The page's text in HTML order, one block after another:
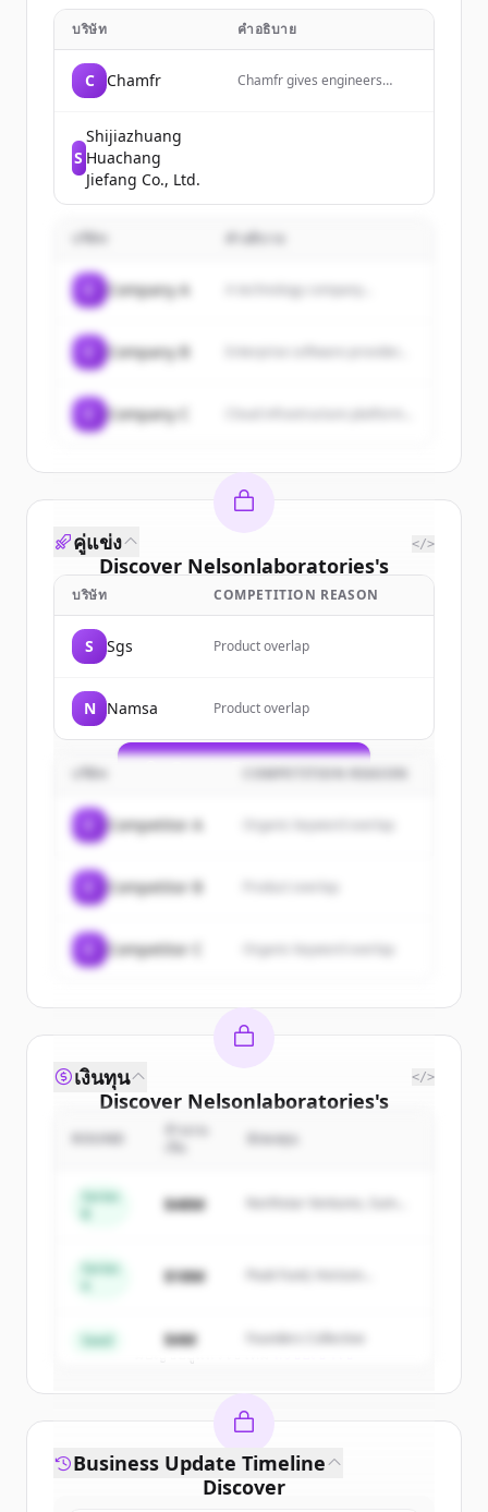
บริษัท คำอธิบาย
C Chamfr
Chamfr gives engineers
Free CoC&#039;s included in
S
Shijiazhuang
Huachang
Jiefang Co., Ltd.
คำอธิบาย
Company A A technology company...
Company B
Company C
Discover Nelsonlaboratories's
customers
Sign up for free to view all
Nelsonlaboratories
New accounts include trial credits to
get started.
Create Free Account
มีบัญชีอยู่แล้วใช่ไหมลงชื่อเข้าใช้
คู่แข่ง </>
บริษัท COMPETITION REASON
S Sgs Product overlap
N Namsa Product overlap
COMPETITION REASON
Competitor A Organic keyword overlap
Competitor B
Competitor C Organic keyword overlap
Discover Nelsonlaboratories's
competitors
ofNelsonlaboratories.
New accounts include trial credits to
มีบัญชีอยู่แล้วใช่ไหม
เงินทุน </>
นักลงทุน
Series
$48M
Northstar Ventures, Summit
Series
$18M
Peak Fund, Horizon
Seed $4M Founders Collective
Discover
Business Update Timeline